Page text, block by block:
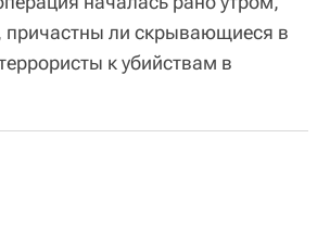
причастны ли скрывающиеся в
к убийствам в